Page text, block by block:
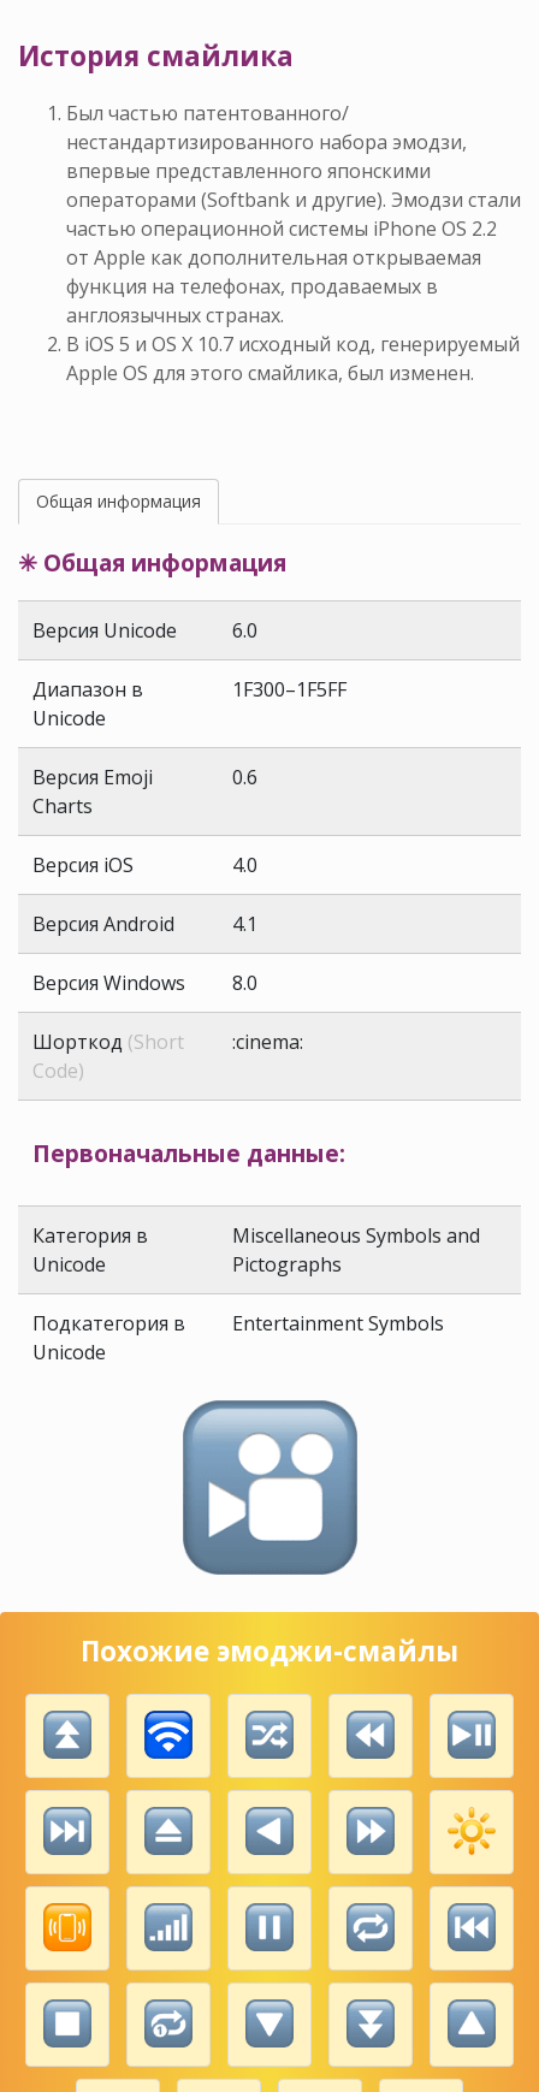
История смайлика
Был частью патентованного/
нестандартизированного набора эмодзи,
впервые представленного японскими
операторами (Softbank и другие). Эмодзи стали
частью операционной системы iPhone OS 2.2
от Apple как дополнительная открываемая
функция на телефонах, продаваемых в
англоязычных странах.
В iOS 5 и OS X 10.7 исходный код, генерируемый
Apple OS для этого смайлика, был изменен.
Общая информация
✳ Общая информация
Версия Unicode 6.0
Диапазон в
Unicode
1F300–1F5FF
Версия Emoji
Charts
0.6
Версия iOS 4.0
Версия Android 4.1
Версия Windows 8.0
Шорткод (Short
Code)
:cinema:
Первоначальные данные:
Категория в
Unicode
Miscellaneous Symbols and
Pictographs
Подкатегория в
Unicode
Entertainment Symbols
Похожие эмоджи-смайлы